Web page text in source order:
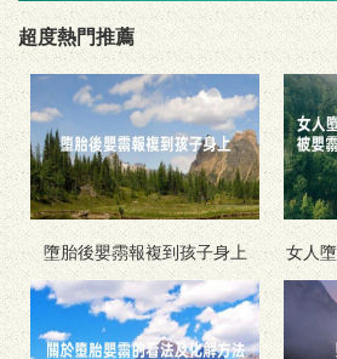
超度熱門推薦
墮胎後嬰霛報複到孩子身上
女人
還被